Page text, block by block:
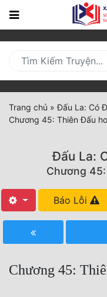
Trang
Mới
Cập
Nhật
(current)
Tất Cả
Hoàn Thành
Trang chủ »Đấu La: Có
Chương 45: Thiên Đấu
Đấu La:
Chương
Báo Lỗi
Chương 45: